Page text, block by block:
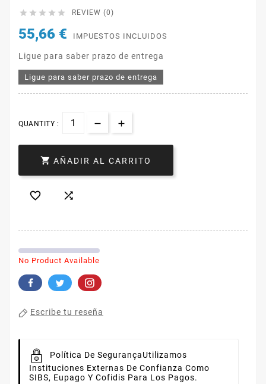
     REVIEW (0)
55,66 € IMPUESTOS INCLUIDOS
Ligue para saber prazo de entrega
Ligue para saber prazo de entrega
QUANTITY :
 AÑADIR AL CARRITO
 
No Product Available
Escribe tu reseña
Política De SegurançaUtilizamos
Instituciones Externas De Confianza Como
SIBS, Eupago Y Cofidis Para Los Pagos.